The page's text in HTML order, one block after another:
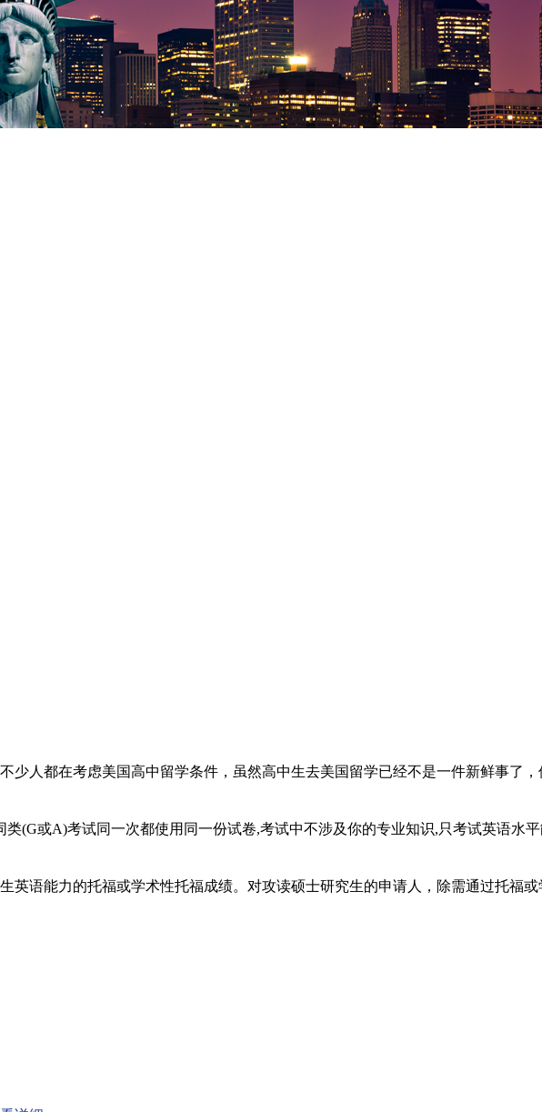
少人都在考虑美国高中留学条件，虽然高中生去美国留学已经不是一件新鲜事了
(G或A)考试同一次都使用同一份试卷,考试中不涉及你的专业知识,只考试英语水平
英语能力的托福或学术性托福成绩。对攻读硕士研究生的申请人，除需通过托福